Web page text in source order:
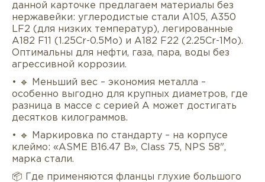
данной карточке предлагаем материалы без
нержавейки: углеродистые стали A105, A350
LF2 (для низких температур), легированные
A182 F11 (1.25Cr-0.5Mo) и A182 F22 (2.25Cr-1Mo).
Оптимальны для нефти, газа, пара, воды без
агрессивной коррозии.
• 🔹 Меньший вес – экономия металла –
особенно выгодно для крупных диаметров, где
разница в массе с серией A может достигать
десятков килограммов.
• 🔹 Маркировка по стандарту – на корпусе
клеймо: «ASME B16.47 B», Class 75, NPS 58",
марка стали.
📦 Где применяются фланцы глухие большого